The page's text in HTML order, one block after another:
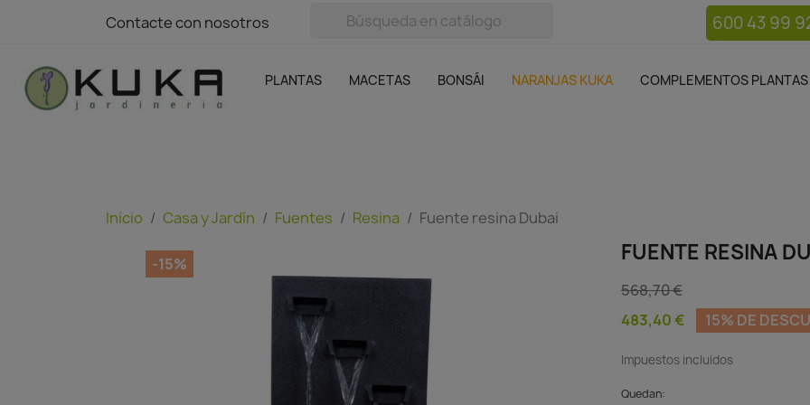
Contacte con nosotros
Contacte con nosotros 600 43 99
PLANTAS MACETAS BONSÁI NARANJAS KUKA COMPLEMENTOS PLANTAS
Complementos plantas
SIN GASTOS DE ENVÍO
Inicio Casa y Jardín Fuentes Resina Fuente resina Dubai
-15% FUENTE RESINA
568,70 €
483,40 €
15% DE
Impuestos incluidos
Quedan: